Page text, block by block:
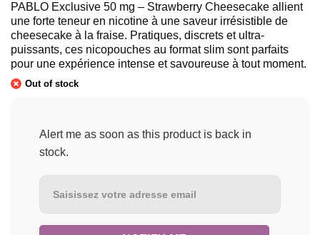
PABLO Exclusive 50 mg – Strawberry Cheesecake allient
une forte teneur en nicotine à une saveur irrésistible de
cheesecake à la fraise. Pratiques, discrets et ultra-
puissants, ces nicopouches au format slim sont parfaits
pour une expérience intense et savoureuse à tout moment.
Out of stock
Alert me as soon as this product is back in
stock.